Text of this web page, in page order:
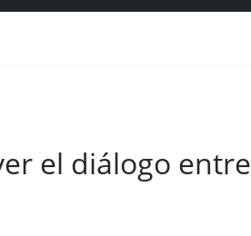
el diálogo entre